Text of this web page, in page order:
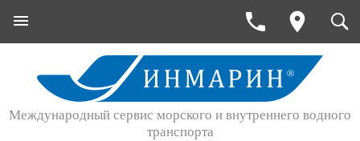
Международный сервис морского и внутреннего водного
транспорта